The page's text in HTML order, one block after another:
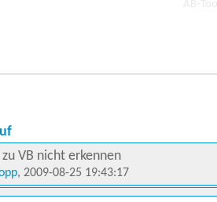
zu VB nicht erkennen
, 2009-08-25 19:43:17